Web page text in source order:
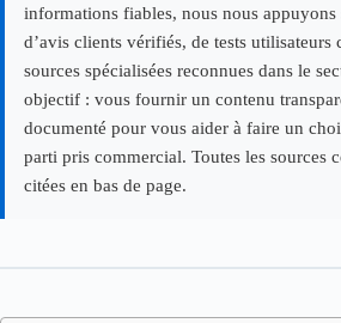
informations fiables, nous nous appuyons
d’avis clients vérifiés, de tests utilisateurs
sources spécialisées reconnues dans le
objectif : vous fournir un contenu
documenté pour vous aider à faire un
parti pris commercial. Toutes les sources
citées en bas de page.